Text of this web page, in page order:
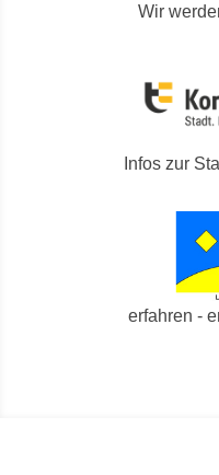
Wir
Infos zur
erfahren -